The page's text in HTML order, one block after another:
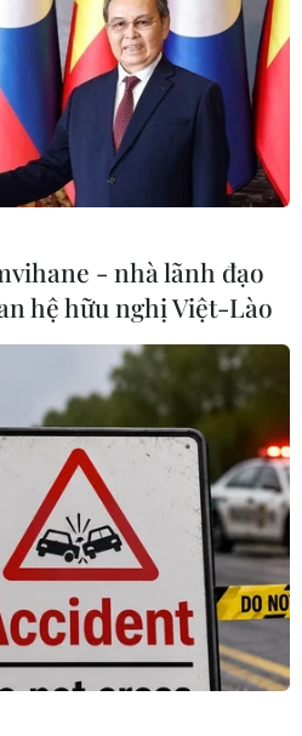
đối thoại với thủ
Rodríguez thông báo
thủ lĩnh đối lập Leopoldo
năm nay tại một nhà tù
- nhà lãnh đạo
hệ hữu nghị Việt-Lào